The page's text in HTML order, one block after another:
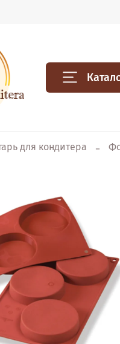
для кондитера